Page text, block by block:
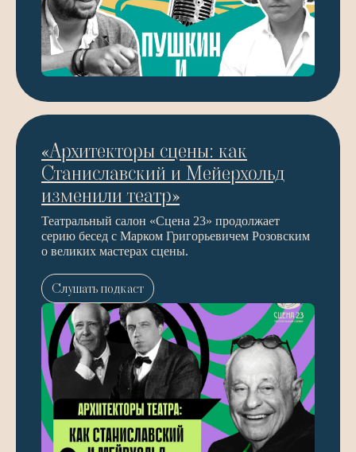
«Архитекторы сцены: как
Станиславский и Мейерхольд
изменили театр»
Театральный салон «Сцена 23» продолжает
серию бесед с Марком Григорьевичем Розовским
о великих мастерах сцены.
Слушать подкаст